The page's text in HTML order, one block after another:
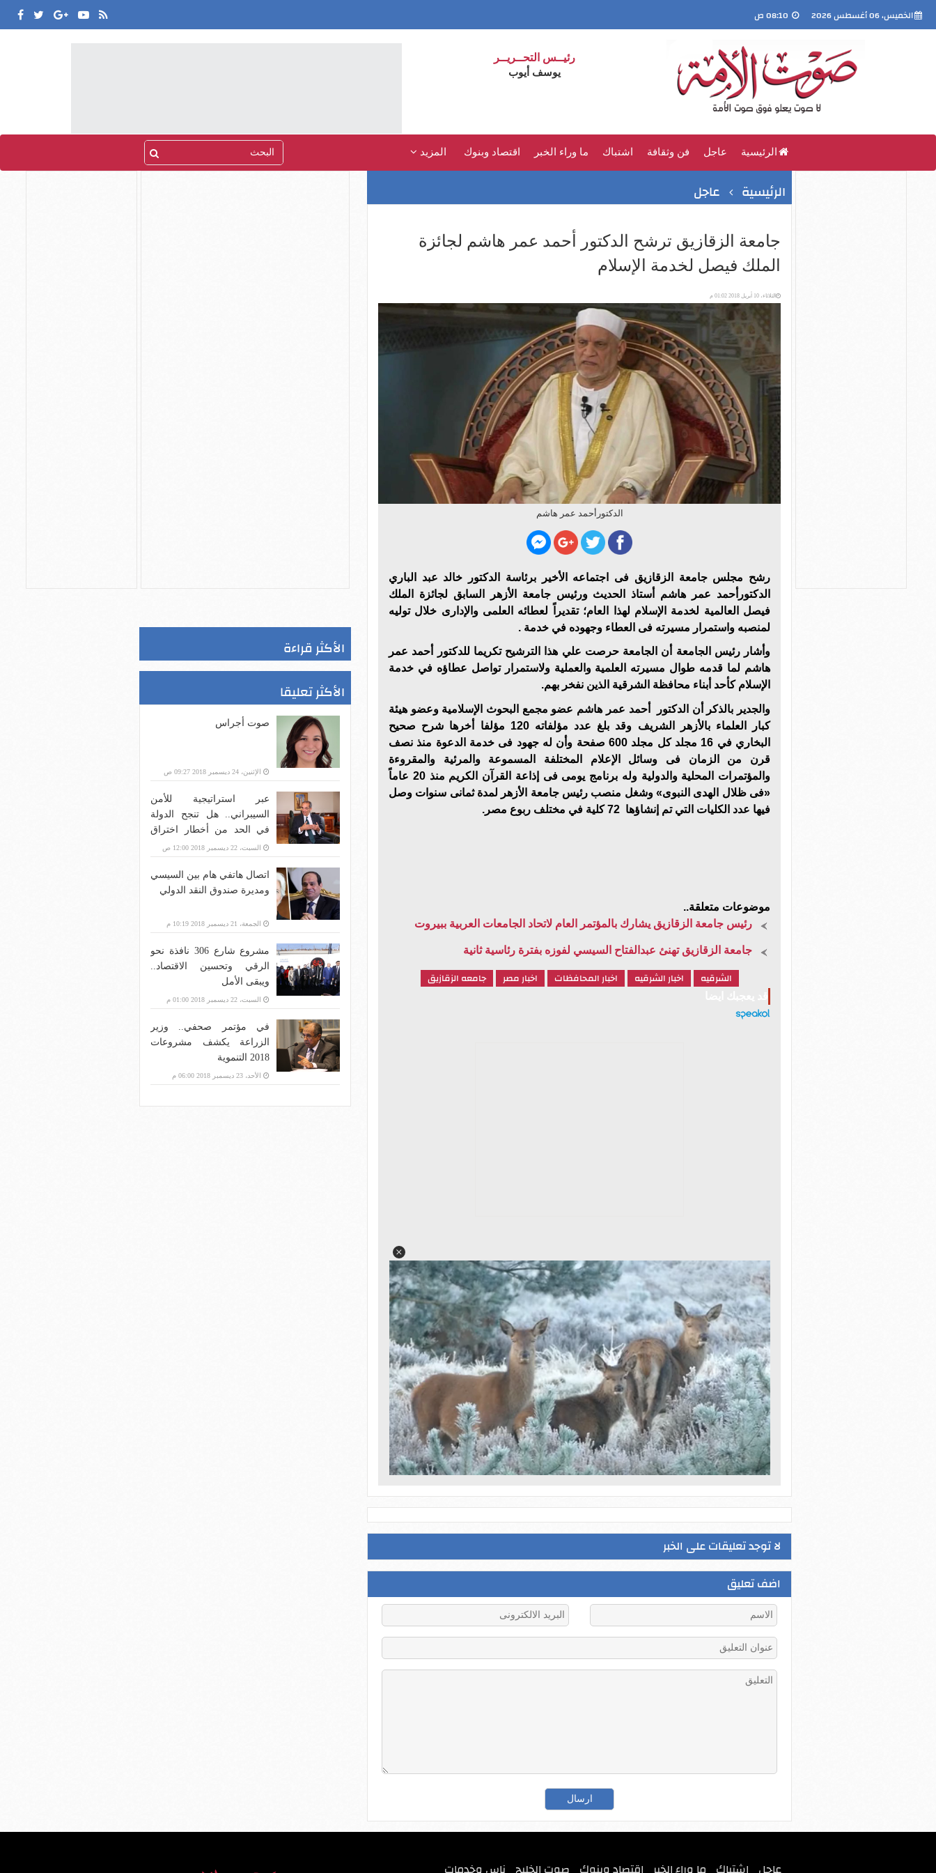
الخميس، 06 أغسطس 2026
رئيــس التحــريــر
يوسف أيوب
الرئيسية عاجل فن وثقافة اشتباك ما وراء الخبر اقتصاد وبنوك المزيد
الرئيسية عاجل
جامعة الزقازيق ترشح الدكتور أحمد عمر هاشم لجائزة
الملك فيصل لخدمة الإسلام
الثلاثاء، 10 أبريل 2018 01:02 م
الدكتورأحمد عمر هاشم
رشح مجلس جامعة الزقازيق فى اجتماعه الأخير برئاسة الدكتور خالد عبد الباري
الدكتورأحمد عمر هاشم أستاذ الحديث ورئيس جامعة الأزهر السابق لجائزة الملك
فيصل العالمية لخدمة الإسلام لهذا العام؛ تقديراً لعطائه العلمى والإدارى خلال توليه
لمنصبه واستمرار مسيرته فى العطاء وجهوده في خدمة .
وأشار رئيس الجامعة أن الجامعة حرصت علي هذا الترشيح تكريما للدكتور أحمد عمر
هاشم لما قدمه طوال مسيرته العلمية والعملية ولاستمرار تواصل عطاؤه في خدمة
الإسلام كأحد أبناء محافظة الشرقية الذين نفخر بهم.
والجدير بالذكر أن الدكتور أحمد عمر هاشم عضو مجمع البحوث الإسلامية وعضو هيئة
كبار العلماء بالأزهر الشريف وقد بلغ عدد مؤلفاته 120 مؤلفا أخرها شرح صحيح
البخاري في 16 مجلد كل مجلد 600 صفحة وأن له جهود فى خدمة الدعوة منذ نصف
قرن من الزمان فى وسائل الإعلام المختلفة المسموعة والمرئية والمقروءة
والمؤتمرات المحلية والدولية وله برنامج يومى فى إذاعة القرآن الكريم منذ 20 عاماً
«فى ظلال الهدى النبوى» وشغل منصب رئيس جامعة الأزهر لمدة ثمانى سنوات وصل
فيها عدد الكليات التي تم إنشاؤها 72 كلية في مختلف ربوع مصر.
موضوعات متعلقة..
رئيس جامعة الزقازيق يشارك بالمؤتمر العام لاتحاد الجامعات العربية ببيروت
جامعة الزقازيق تهنئ عبدالفتاح السيسي لفوزه بفترة رئاسية ثانية
الشرقيه اخبار الشرقيه اخبار المحافظات اخبار مصر جامعه الزقازيق
لا توجد تعليقات على الخبر
اضف تعليق
الأكثر قراءة
الأكثر تعليقا
صوت أجراس
الإثنين، 24 ديسمبر 2018 09:27 ص
عبر استراتيجية للأمن
السيبراني.. هل تنجح الدولة
في الحد من أخطار اختراق
بنية الاتصالات؟
السبت، 22 ديسمبر 2018 12:00 ص
اتصال هاتفي هام بين السيسي
ومديرة صندوق النقد الدولي
الجمعة، 21 ديسمبر 2018 10:19 م
مشروع شارع 306 نافذة نحو
الرقي وتحسين الاقتصاد..
ويبقى الأمل
السبت، 22 ديسمبر 2018 01:00 م
في مؤتمر صحفي.. وزير
الزراعة يكشف مشروعات
2018 التنموية
الأحد، 23 ديسمبر 2018 06:00 م